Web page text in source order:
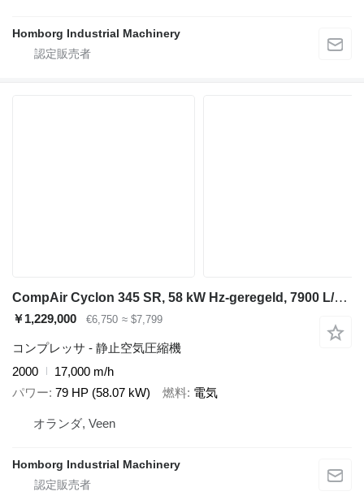
Homborg Industrial Machinery
CompAir Cyclon 345 SR, 58 kW Hz-geregeld, 7900 L/min. 13 Bar schroefcomp
￥1,229,000 €6,750 ≈ $7,799
コンプレッサ - 静止空気圧縮機
2000
17,000 m/h
パワー 79 HP (58.07 kW) 燃料 電気
オランダ, Veen
Homborg Industrial Machinery